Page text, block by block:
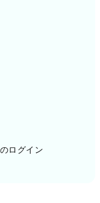
ログイン